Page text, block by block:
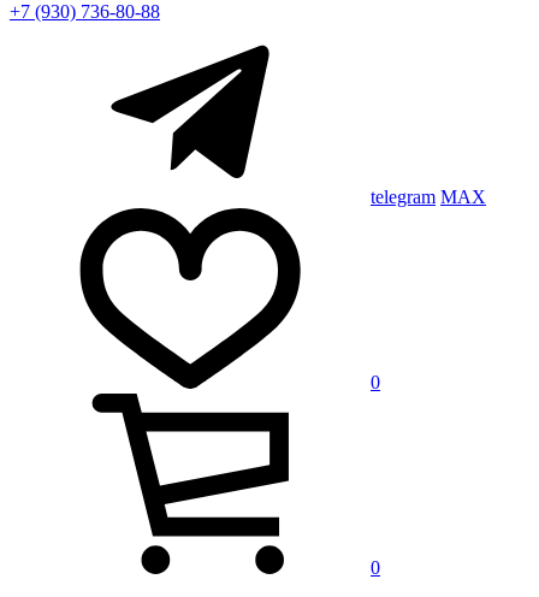
+7 (930) 736-80-88
telegram MAX
0
0